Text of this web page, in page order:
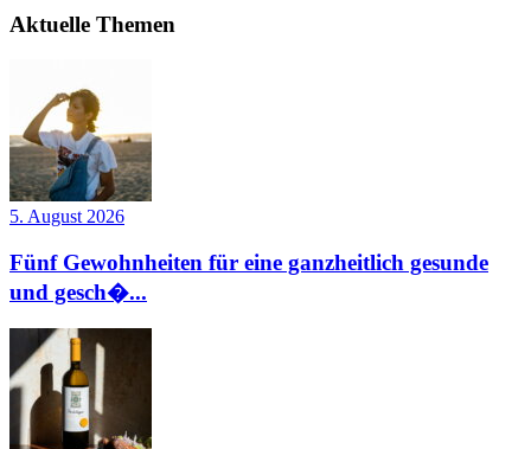
Aktuelle Themen
5. August 2026
Fünf Gewohnheiten für eine ganzheitlich gesunde
und gesch�...